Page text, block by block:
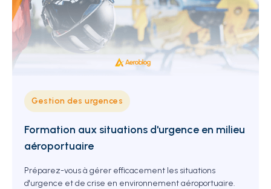
Gestion des urgences
Formation aux situations d'urgence en milieu
aéroportuaire
Préparez-vous à gérer efficacement les situations
d'urgence et de crise en environnement aéroportuaire.